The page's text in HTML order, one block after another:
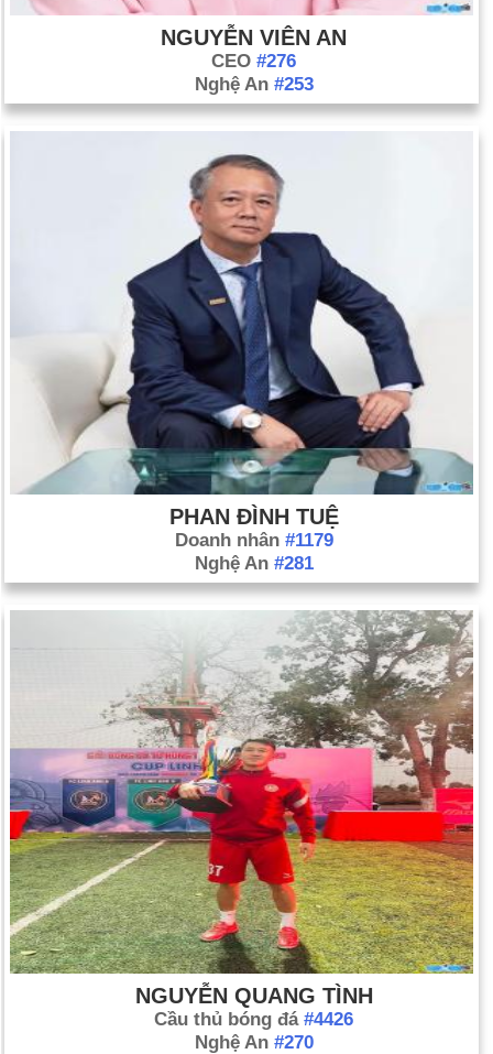
NGUYỄN VIÊN AN
CEO #276
Nghệ An #253
PHAN ĐÌNH TUỆ
Doanh nhân #1179
Nghệ An #281
NGUYỄN QUANG TÌNH
Cầu thủ bóng đá #4426
Nghệ An #270